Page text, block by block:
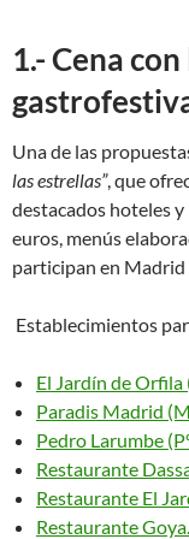
1.- Cena
Una de las
las estrellas”, que
destacados hoteles
euros, menús
participan en Madrid
Establecimientos
El Jardín de
Paradis Madrid
Pedro Larumbe
Restaurante
Restaurante El
Restaurante